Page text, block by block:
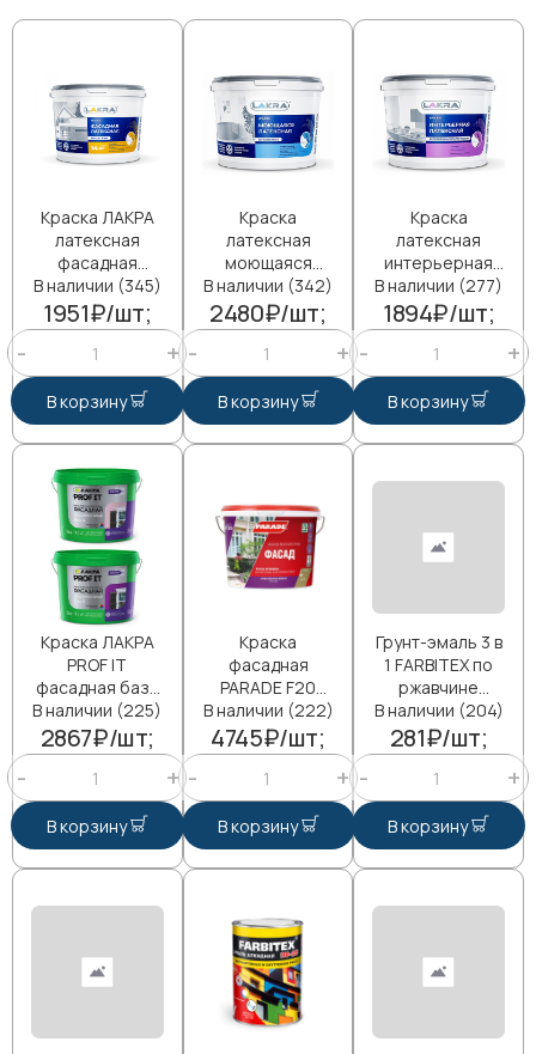
Краска ЛАКРА
латексная
фасадная
Белый 14кг Л-С
В наличии (345)
1951₽/шт;
В корзину
Краска
латексная
моющаяся
Лакра 14кг
В наличии (342)
2480₽/шт;
В корзину
Краска
латексная
интерьерная
влагостойкая
Лакра 14кг
В наличии (277)
1894₽/шт;
В корзину
Краска ЛАКРА
PROF IT
фасадная база
С, 13 кг
В наличии (225)
2867₽/шт;
В корзину
Краска
фасадная
PARADE F20
фасад база А
9л
В наличии (222)
4745₽/шт;
В корзину
Грунт-эмаль 3 в
1 FARBITEX по
ржавчине
графит 7024
0,8 кг
В наличии (204)
281₽/шт;
В корзину